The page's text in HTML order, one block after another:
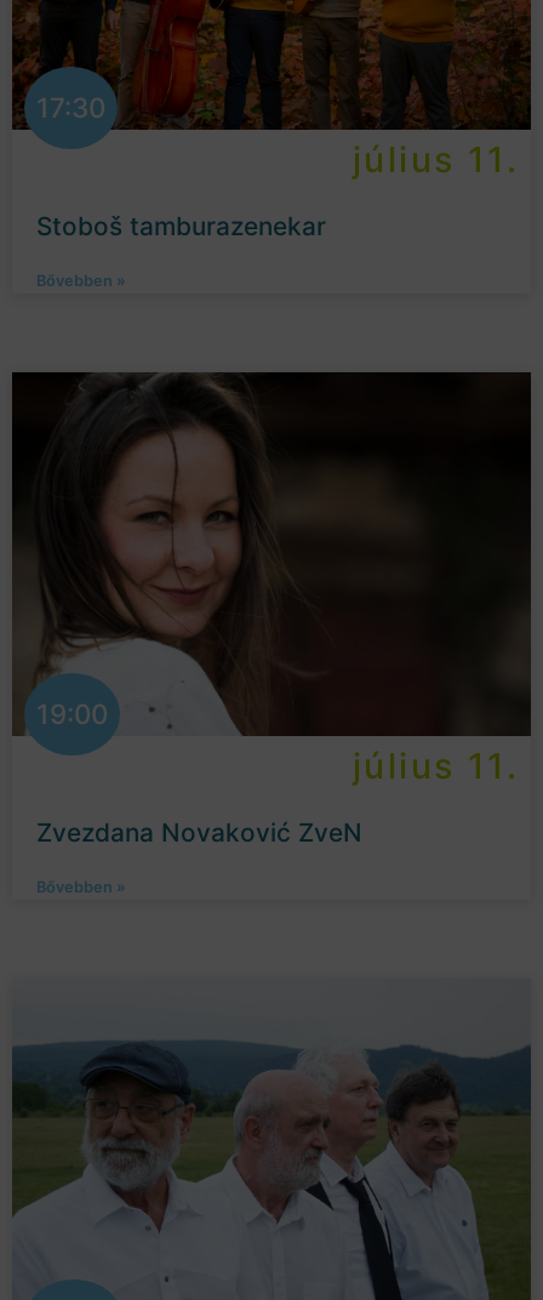
17:30
július 11.
Stoboš tamburazenekar
Bővebben »
19:00
július 11.
Zvezdana Novaković ZveN
Bővebben »